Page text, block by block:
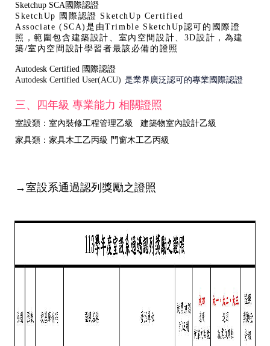
Sketchup SCA國際認證
SketchUp 國際認證 SketchUp Certified
Associate (SCA)是由Trimble SketchUp認可的國際證
照，範圍包含建築設計、室內空間設計、3D設計，為建
築/室內空間設計學習者最該必備的證照
Autodesk Certified 國際認證
Autodesk Certified User(ACU) 是業界廣泛認可的專業國際認證
三、四年級 專業能力 相關證照
室設類：室內裝修工程管理乙級 建築物室內設計乙級
家具類：家具木工乙丙級 門窗木工乙丙級
→室設系通過認列獎勵之證照